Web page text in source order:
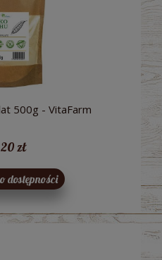
500g - VitaFarm
zł
dostępności